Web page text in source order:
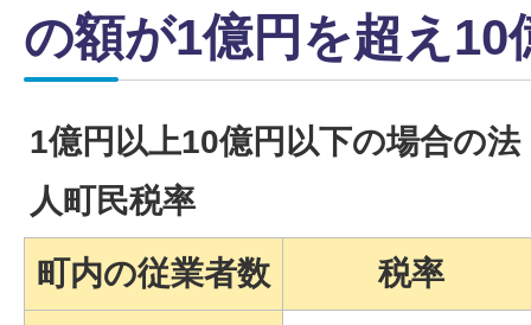
の額が1億円を超え10
1億円以上10億円以下の場合の法
人町民税率
町内の従業者数
税率